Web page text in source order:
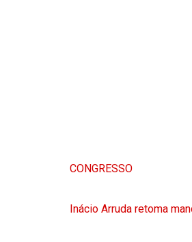
CONGRESSO
Inácio Arruda retoma